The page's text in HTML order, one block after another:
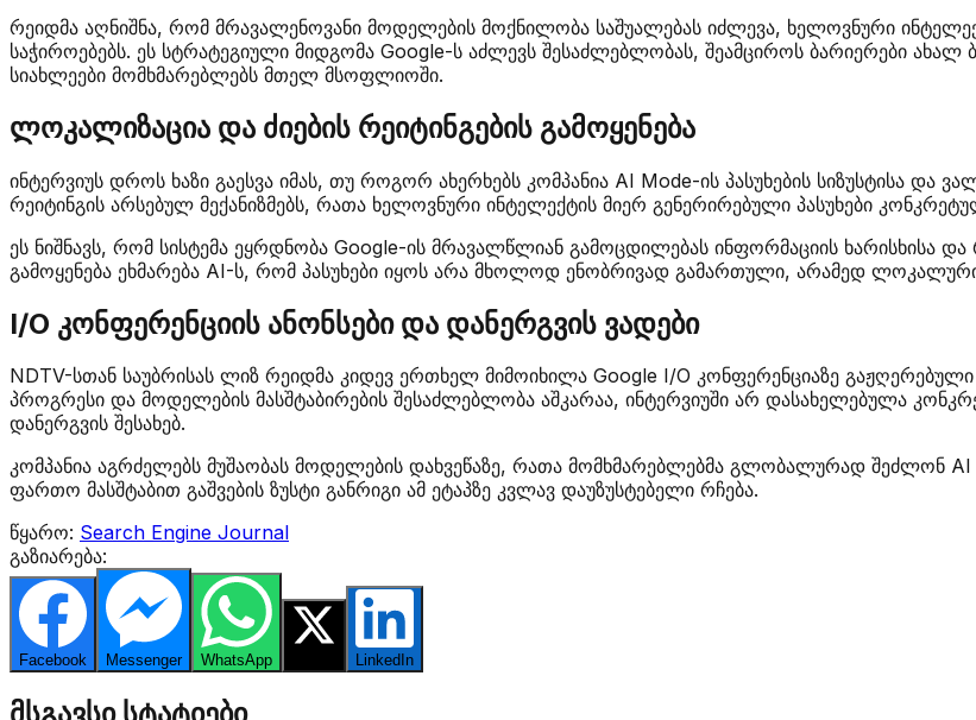
რეიდმა აღნიშნა, რომ მრავალენოვანი მოდელების მოქნილობა საშუალებას იძლევა, ხელოვნური
საჭიროებებს. ეს სტრატეგიული მიდგომა Google-ს აძლევს შესაძლებლობას, შეამციროს ბარიერები
სიახლეები მომხმარებლებს მთელ მსოფლიოში.
ლოკალიზაცია და ძიების რეიტინგების გამოყენება
ინტერვიუს დროს ხაზი გაესვა იმას, თუ როგორ ახერხებს კომპანია AI Mode-ის პასუხების სიზუსტისა და
რეიტინგის არსებულ მექანიზმებს, რათა ხელოვნური ინტელექტის მიერ გენერირებული პასუხები
ეს ნიშნავს, რომ სისტემა ეყრდნობა Google-ის მრავალწლიან გამოცდილებას ინფორმაციის ხარისხისა
გამოყენება ეხმარება AI-ს, რომ პასუხები იყოს არა მხოლოდ ენობრივად გამართული, არამედ ლოკალური
I/O კონფერენციის ანონსები და დანერგვის ვადები
NDTV-სთან საუბრისას ლიზ რეიდმა კიდევ ერთხელ მიმოიხილა Google I/O კონფერენციაზე
პროგრესი და მოდელების მასშტაბირების შესაძლებლობა აშკარაა, ინტერვიუში არ დასახელებულა
დანერგვის შესახებ.
კომპანია აგრძელებს მუშაობას მოდელების დახვეწაზე, რათა მომხმარებლებმა გლობალურად შეძლონ
ფართო მასშტაბით გაშვების ზუსტი განრიგი ამ ეტაპზე კვლავ დაუზუსტებელი რჩება.
წყარო: Search Engine Journal
გაზიარება:
Facebook Messenger WhatsApp LinkedIn